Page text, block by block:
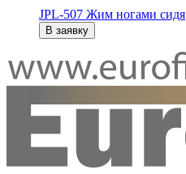
JPL-507 Жим ногами сидя
В заявку